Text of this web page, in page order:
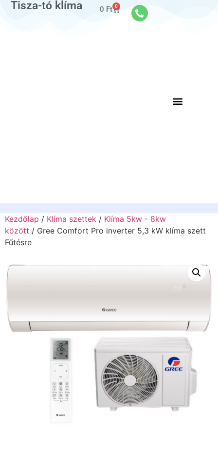
Tisza-tó klíma 0 Ft 0
Kezdőlap / Klíma szettek / Klíma 5kw - 8kw
között / Gree Comfort Pro inverter 5,3 kW klíma szett
Fűtésre